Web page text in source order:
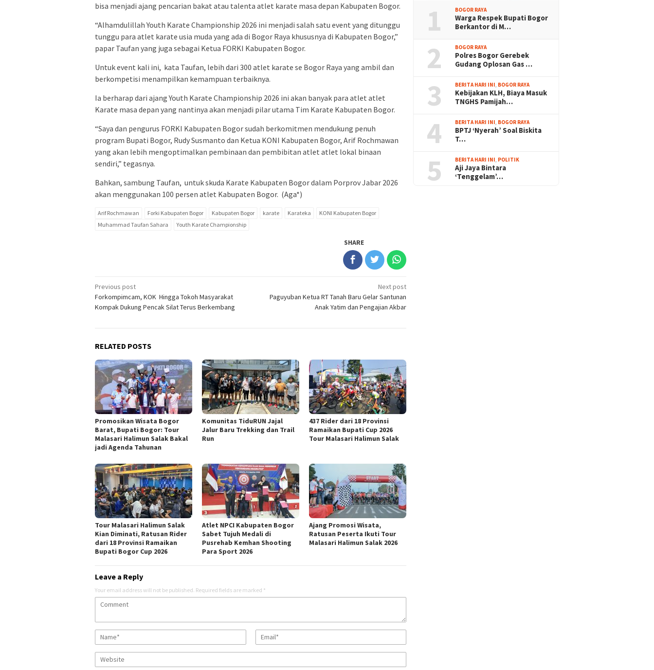
bisa menjadi ajang pencarian bakat atau talenta atlet karate masa depan Kabupaten Bogor.
“Alhamdulillah Youth Karate Championship 2026 ini menjadi salah satu event yang ditunggu
tunggu para atlet karate usia muda yang ada di Bogor Raya khususnya di Kabupaten Bogor,”
papar Taufan yang juga sebagai Ketua FORKI Kabupaten Bogor.
Untuk event kali ini, kata Taufan, lebih dari 300 atlet karate se Bogor Raya yang ambil dan
berkompetisi menampilkan kemampuan terbaiknya.
Ia berharap dari ajang Youth Karate Championship 2026 ini akan banyak para atlet atlet
Karate masa depan yang nantinya akan menjadi pilar utama Tim Karate Kabupaten Bogor.
“Saya dan pengurus FORKI Kabupaten Bogor sudah berkomitmen mendukung penuh
program Bupati Bogor, Rudy Susmanto dan Ketua KONI Kabupaten Bogor, Arif Rochmawan
yang akan lebih mengoptimalkan pembinaan dan pembibitan atlet atlet lokal binaan
sendiri,” tegasnya.
Bahkan, sambung Taufan, untuk skuda Karate Kabupaten Bogor dalam Porprov Jabar 2026
akan menggunakan 100 persen atlet Kabupaten Bogor. (Aga*)
Arif Rochmawan Forki Kabupaten Bogor Kabupaten Bogor karate Karateka
KONI Kabupaten Bogor
Muhammad Taufan Sahara
Youth Karate Championship
SHARE
Post
navigation
Previous post
Forkompimcam, KOK Hingga Tokoh Masyarakat
Kompak Dukung Pencak Silat Terus Berkembang
Next post
Paguyuban Ketua RT Tanah Baru Gelar Santunan
Anak Yatim dan Pengajian Akbar
RELATED POSTS
Promosikan Wisata Bogor
Barat, Bupati Bogor: Tour
Malasari Halimun Salak Bakal
jadi Agenda Tahunan
Komunitas TiduRUN Jajal
Jalur Baru Trekking dan Trail
Run
437 Rider dari 18 Provinsi
Ramaikan Bupati Cup 2026
Tour Malasari Halimun Salak
Tour Malasari Halimun Salak
Kian Diminati, Ratusan Rider
dari 18 Provinsi Ramaikan
Bupati Bogor Cup 2026
Atlet NPCI Kabupaten Bogor
Sabet Tujuh Medali di
Pusrehab Kemhan Shooting
Para Sport 2026
Ajang Promosi Wisata,
Ratusan Peserta Ikuti Tour
Malasari Halimun Salak 2026
Leave a Reply
Your email address will not be published. Required fields are marked *
1 BOGOR RAYA
Warga Respek Bupati Bogor
Berkantor di M…
2 BOGOR RAYA
Polres Bogor Gerebek
Gudang Oplosan Gas …
3 BERITA HARI INI, BOGOR RAYA
Kebijakan KLH, Biaya Masuk
TNGHS Pamijah…
4 BERITA HARI INI, BOGOR RAYA
BPTJ ‘Nyerah’ Soal Biskita
T…
5 BERITA HARI INI, POLITIK
Aji Jaya Bintara
‘Tenggelam’…